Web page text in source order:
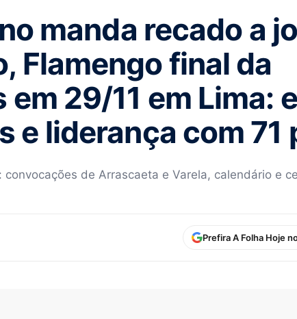
manda recado a
Flamengo final da
29/11 em Lima:
e liderança com 71
de Arrascaeta e Varela, calendário e
Prefira A Folha Hoje